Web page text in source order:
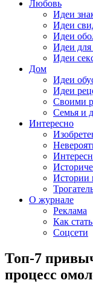
Любовь
Идеи
Идеи
Идеи
Идеи
Идеи
Дом
Идеи
Идеи
Своими
Семья и
Интересно
Истории
О журнале
Реклама
Как
Соцсети
Топ-7
процесс